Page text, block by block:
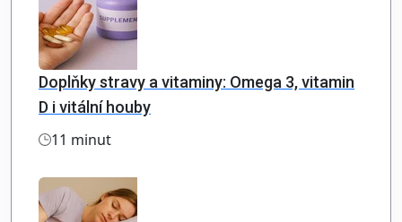
Doplňky stravy a vitaminy: Omega 3, vitamin
D i vitální houby
11 minut